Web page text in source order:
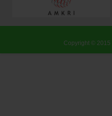
Copyright © 2015